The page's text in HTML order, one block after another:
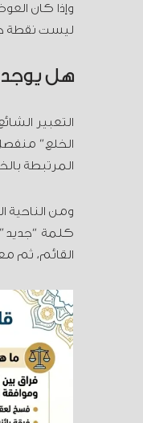
وإذا كان
ليست نقطة
هل يوجد
التعبير
الخلع”
المرتبطة
ومن الناحية
كلمة
القائم، ثم